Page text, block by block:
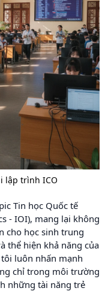
lập trình ICO
Tin học Quốc tế
- IOI), mang lại không
cho học sinh trung
thể hiện khả năng của
luôn nhấn mạnh
chỉ trong môi trường
những tài năng trẻ